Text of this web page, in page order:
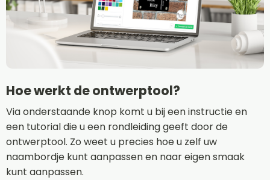
Hoe werkt de ontwerptool?
Via onderstaande knop komt u bij een instructie en
een tutorial die u een rondleiding geeft door de
ontwerptool. Zo weet u precies hoe u zelf uw
naambordje kunt aanpassen en naar eigen smaak
kunt aanpassen.